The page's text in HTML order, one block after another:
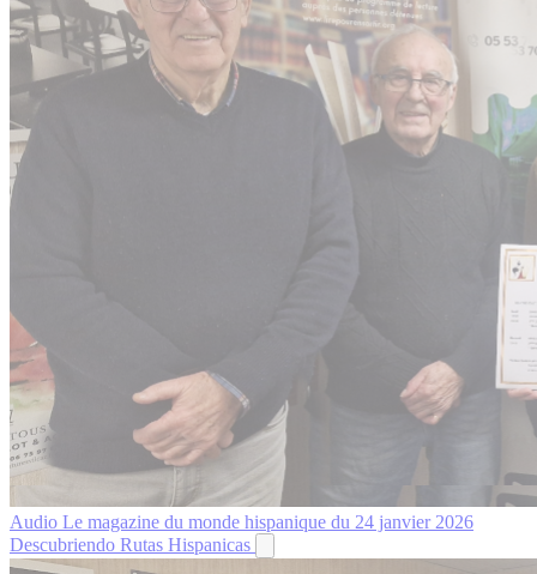
Audio Le magazine du monde hispanique du 24 janvier 2026
Descubriendo Rutas Hispanicas